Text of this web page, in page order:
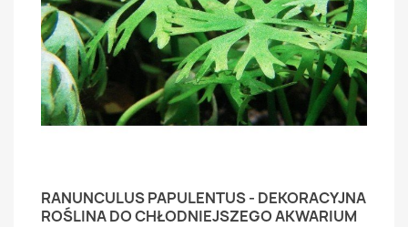
RANUNCULUS PAPULENTUS - DEKORACYJNA
ROŚLINA DO CHŁODNIEJSZEGO AKWARIUM